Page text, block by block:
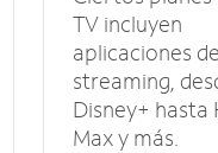
TV incluyen
aplicaciones
streaming,
Disney+ hasta
Max y más.